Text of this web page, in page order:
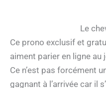
Le
Ce prono exclusif et
aiment parier en ligne au
Ce n’est pas forcément
gagnant à l’arrivée car il